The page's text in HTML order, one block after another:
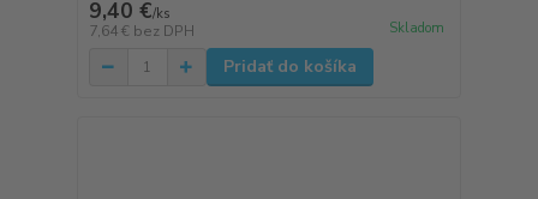
9,40 €/ks
7,64 € bez DPH Skladom
Pridať do košíka